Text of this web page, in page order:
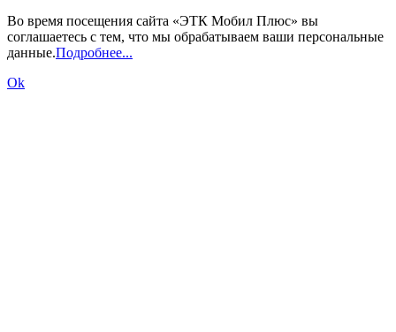
Во время посещения сайта «ЭТК Мобил Плюс» вы
соглашаетесь с тем, что мы обрабатываем ваши персональные
данные.Подробнее...
Ok